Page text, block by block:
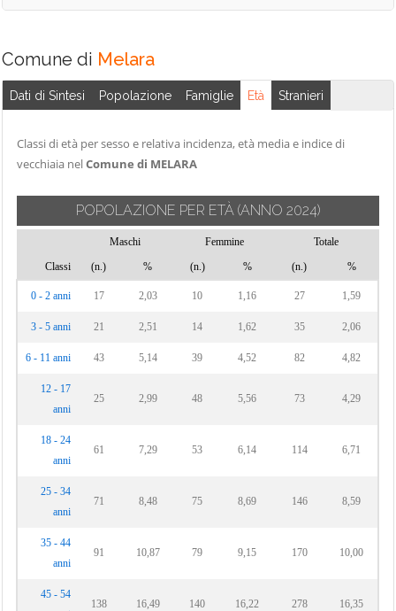
Comune di Melara
Dati di Sintesi Popolazione Famiglie Età Stranieri
Classi di età per sesso e relativa incidenza, età media e indice di
vecchiaia nelComune di MELARA
POPOLAZIONE PER ETÀ (ANNO 2024)
Maschi Femmine
Totale
Classi
(n.) % (n.) % (n.) %
0 - 2 anni 17 2,03 10 1,16 27 1,59
3 - 5 anni 21 2,51 14 1,62 35 2,06
6 - 11 anni 43 5,14 39 4,52 82 4,82
12 - 17
anni
25 2,99 48 5,56 73 4,29
18 - 24
anni
61 7,29 53 6,14 114 6,71
25 - 34
anni
71 8,48 75 8,69 146 8,59
35 - 44
anni
91 10,87 79 9,15 170 10,00
45 - 54
138 16,49 140 16,22 278 16,35